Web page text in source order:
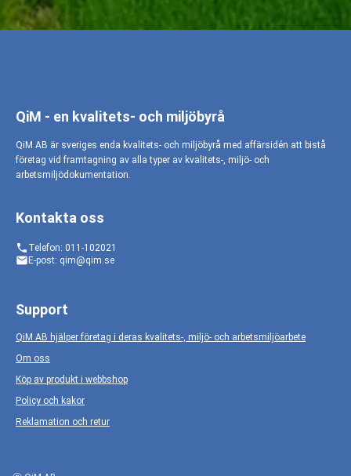
QiM - en kvalitets- och miljöbyrå
QiM AB är sveriges enda kvalitets- och miljöbyrå med affärsidén att bistå
företag vid framtagning av alla typer av kvalitets-, miljö- och
arbetsmiljödokumentation.
Kontakta oss
phone Telefon: 011-102021
email E-post: qim@qim.se
Support
QiM AB hjälper företag i deras kvalitets-, miljö- och arbetsmiljöarbete
Om oss
Köp av produkt i webbshop
Policy och kakor
Reklamation och retur